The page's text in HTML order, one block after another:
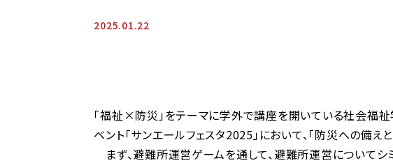
2025.01.22
「福祉×防災」をテーマに学外で講座を開いている社会福
ベント「サンエールフェスタ2025」において、「防災への備え
まず、避難所運営ゲームを通して、避難所運営についてシ